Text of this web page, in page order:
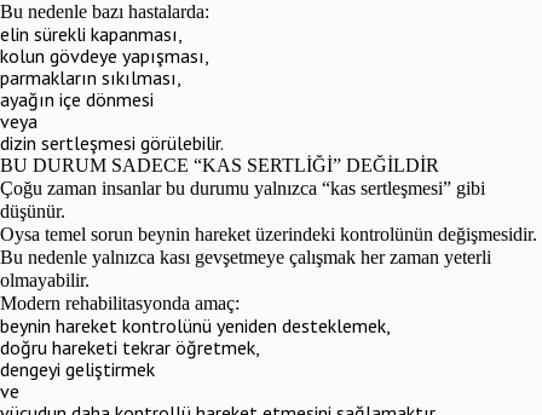
Bu nedenle bazı hastalarda:
elin sürekli kapanması,
kolun gövdeye yapışması,
parmakların sıkılması,
ayağın içe dönmesi
veya
dizin sertleşmesi görülebilir.
BU DURUM SADECE “KAS SERTLİĞİ” DEĞİLDİR
Çoğu zaman insanlar bu durumu yalnızca “kas sertleşmesi” gibi
düşünür.
Oysa temel sorun beynin hareket üzerindeki kontrolünün değişmesidir.
Bu nedenle yalnızca kası gevşetmeye çalışmak her zaman yeterli
olmayabilir.
Modern rehabilitasyonda amaç:
beynin hareket kontrolünü yeniden desteklemek,
doğru hareketi tekrar öğretmek,
dengeyi geliştirmek
ve